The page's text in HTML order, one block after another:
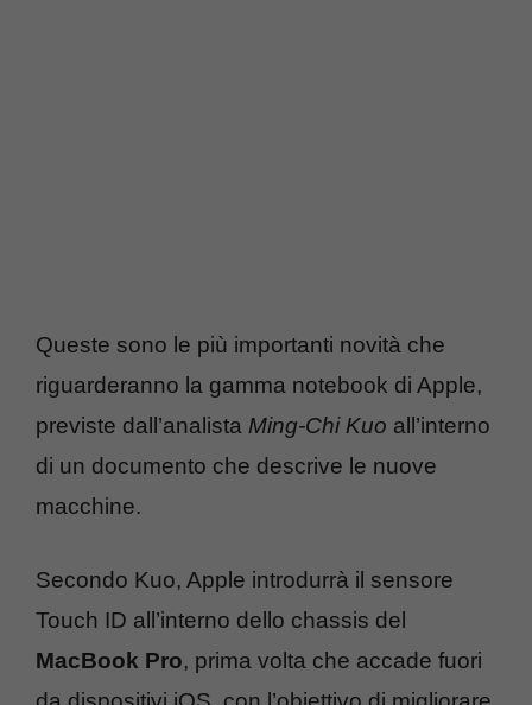
Queste sono le più importanti novità che
riguarderanno la gamma notebook di Apple,
previste dall’analista Ming-Chi Kuo all’interno
di un documento che descrive le nuove
macchine.
Secondo Kuo, Apple introdurrà il sensore
Touch ID all’interno dello chassis del
MacBook Pro, prima volta che accade fuori